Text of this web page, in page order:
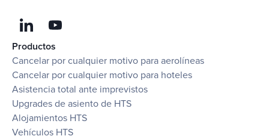
Productos
Cancelar por cualquier motivo para aerolíneas
Cancelar por cualquier motivo para hoteles
Asistencia total ante imprevistos
Upgrades de asiento de HTS
Alojamientos HTS
Vehículos HTS